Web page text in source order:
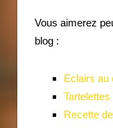
Vous aimerez
blog :
Eclairs au
Recette